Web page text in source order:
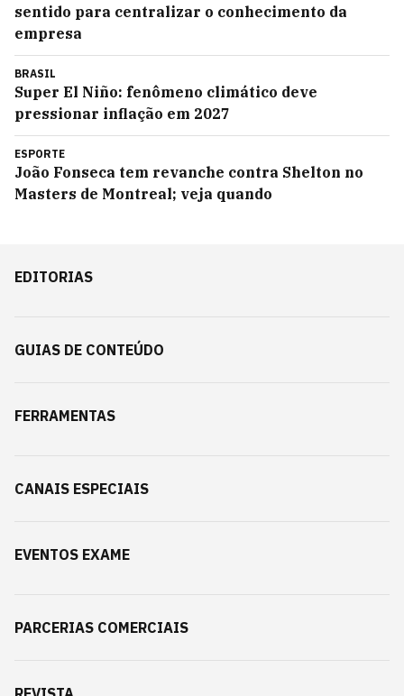
sentido para centralizar o conhecimento da
empresa
BRASIL
Super El Niño: fenômeno climático deve
pressionar inflação em 2027
ESPORTE
João Fonseca tem revanche contra Shelton no
Masters de Montreal; veja quando
EDITORIAS
GUIAS DE CONTEÚDO
FERRAMENTAS
CANAIS ESPECIAIS
EVENTOS EXAME
PARCERIAS COMERCIAIS